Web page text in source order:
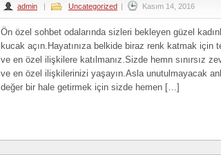
admin | Uncategorized | Kasım 14, 2016
Ön özel sohbet odalarında sizleri bekleyen güzel
kucak açın.Hayatınıza belkide biraz renk katmak için
ve en özel ilişkilere katılmanız.Sizde hemn sınırsız
ve en özel ilişkilerinizi yaşayın.Asla unutulmayacak
değer bir hale getirmek için sizde hemen […]